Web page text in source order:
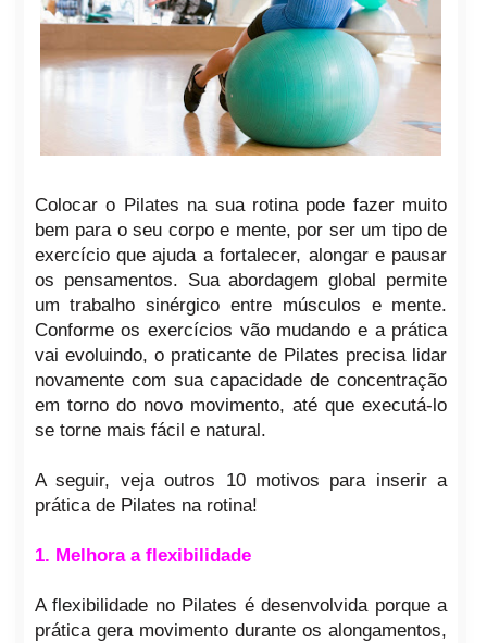
Colocar o Pilates na sua rotina pode fazer muito
bem para o seu corpo e mente, por ser um tipo de
exercício que ajuda a fortalecer, alongar e pausar
os pensamentos. Sua abordagem global permite
um trabalho sinérgico entre músculos e mente.
Conforme os exercícios vão mudando e a prática
vai evoluindo, o praticante de Pilates precisa lidar
novamente com sua capacidade de concentração
em torno do novo movimento, até que executá-lo
se torne mais fácil e natural.
A seguir, veja outros 10 motivos para inserir a
prática de Pilates na rotina!
1. Melhora a flexibilidade
A flexibilidade no Pilates é desenvolvida porque a
prática gera movimento durante os alongamentos,